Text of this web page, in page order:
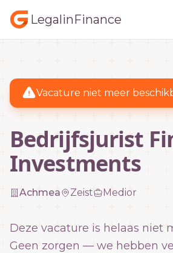
LegalinFinance
Vacature niet meer
Bedrijfsjurist
Investments
Achmea Zeist Medior
Deze vacature is helaas niet
Geen zorgen — we hebben